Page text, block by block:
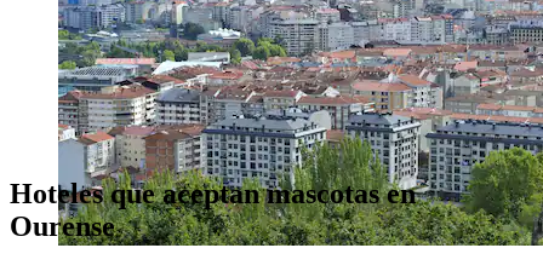
Hoteles que aceptan mascotas en
Ourense